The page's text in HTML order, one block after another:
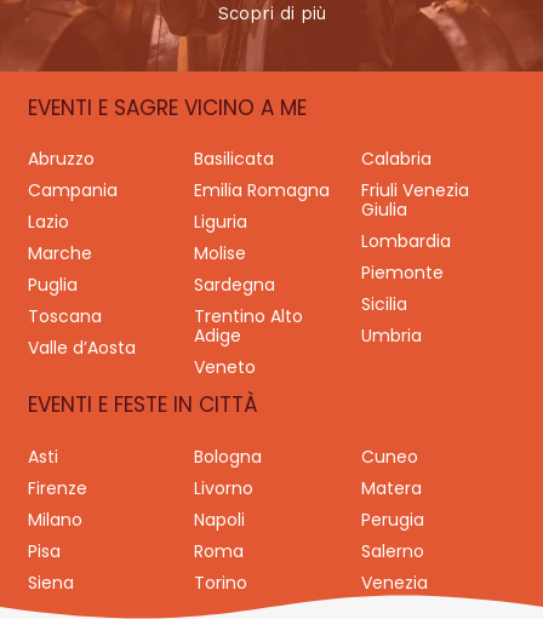
Scopri di più
EVENTI E SAGRE VICINO A ME
Abruzzo Basilicata
Calabria
Campania
Emilia Romagna
Friuli Venezia
Giulia
Lazio
Liguria
Lombardia
Marche
Molise
Piemonte
Puglia
Sardegna
Sicilia
Toscana
Trentino Alto
Adige
Umbria
Valle d’Aosta
Veneto
EVENTI E FESTE IN CITTÀ
Asti Bologna
Cuneo
Firenze
Livorno
Matera
Milano
Napoli
Perugia
Pisa
Roma
Salerno
Siena
Torino Venezia